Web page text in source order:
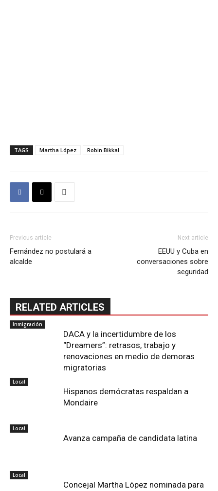
TAGS Martha López Robin Bikkal
Previous article
Fernández no postulará a
alcalde
Next article
EEUU y Cuba en
conversaciones sobre
seguridad
RELATED ARTICLES
Inmigración
DACA y la incertidumbre de los
“Dreamers”: retrasos, trabajo y
renovaciones en medio de demoras
migratorias
Local
Hispanos demócratas respaldan a
Mondaire
Local
Avanza campaña de candidata latina
Local
Concejal Martha López nominada para